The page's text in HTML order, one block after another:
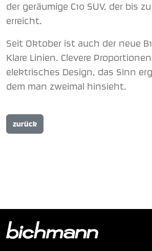
der geräumige C10 SUV, der bis
erreicht. ​
Seit Oktober ist auch der neue
Klare Linien. Clevere
elektrisches Design, das Sinn
dem man zweimal hinsieht.
zurück